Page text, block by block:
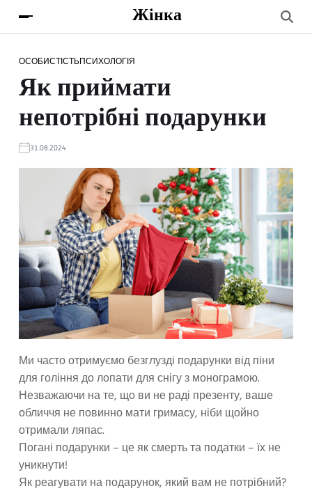
Жінка
ОСОБИСТІСТЬПСИХОЛОГІЯ
Як приймати
непотрібні подарунки
31.08.2024
Ми часто отримуємо безглузді подарунки від піни
для гоління до лопати для снігу з монограмою.
Незважаючи на те, що ви не раді презенту, ваше
обличчя не повинно мати гримасу, ніби щойно
отримали ляпас.
Погані подарунки – це як смерть та податки – їх не
уникнути!
Як реагувати на подарунок, який вам не потрібний?